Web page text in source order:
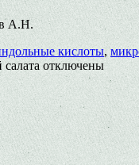
А.Н.
кислоты,
отключены